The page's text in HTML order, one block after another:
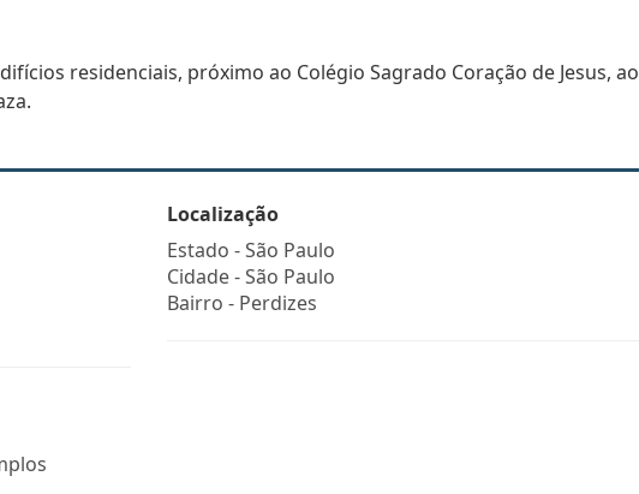
residenciais, próximo ao Colégio Sagrado Coração de Jesus, ao
Localização
Estado -São Paulo
Cidade -São Paulo
Bairro - Perdizes